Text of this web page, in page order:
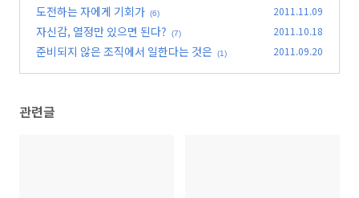
도전하는 자에게 기회가 (6) 2011.11.09
자신감, 열정만 있으면 된다? (7) 2011.10.18
준비되지 않은 조직에서 일한다는 것은 (1) 2011.09.20
관련글